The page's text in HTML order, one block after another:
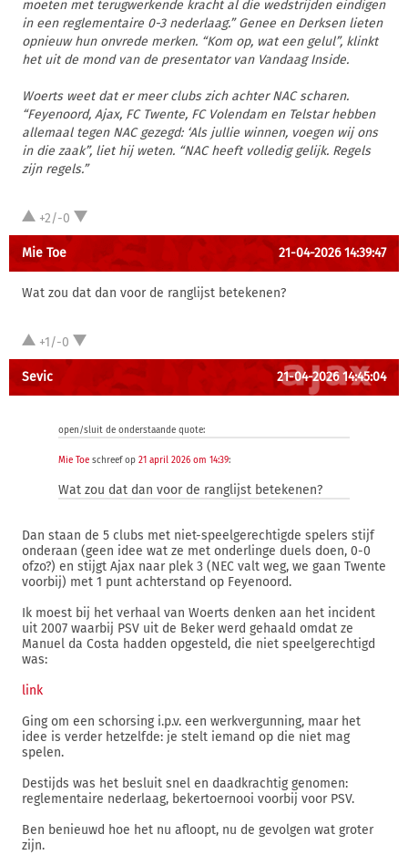
moeten met terugwerkende kracht al die wedstrijden eindigen
in een reglementaire 0-3 nederlaag.” Genee en Derksen lieten
opnieuw hun onvrede merken. “Kom op, wat een gelul”, klinkt
het uit de mond van de presentator van Vandaag Inside.
Woerts weet dat er meer clubs zich achter NAC scharen.
“Feyenoord, Ajax, FC Twente, FC Volendam en Telstar hebben
allemaal tegen NAC gezegd: ‘Als jullie winnen, voegen wij ons
in die zaak”, liet hij weten. “NAC heeft volledig gelijk. Regels
zijn regels.”
+2/-0
Mie Toe 21-04-2026 14:39:47
Wat zou dat dan voor de ranglijst betekenen?
+1/-0
Sevic 21-04-2026 14:45:04
open/sluit de onderstaande quote:
Mie Toe schreef op 21 april 2026 om 14:39:
Wat zou dat dan voor de ranglijst betekenen?
Dan staan de 5 clubs met niet-speelgerechtigde spelers stijf
onderaan (geen idee wat ze met onderlinge duels doen, 0-0
ofzo?) en stijgt Ajax naar plek 3 (NEC valt weg, we gaan Twente
voorbij) met 1 punt achterstand op Feyenoord.
Ik moest bij het verhaal van Woerts denken aan het incident
uit 2007 waarbij PSV uit de Beker werd gehaald omdat ze
Manuel da Costa hadden opgesteld, die niet speelgerechtigd
was:
link
Ging om een schorsing i.p.v. een werkvergunning, maar het
idee is verder hetzelfde: je stelt iemand op die niet mag
spelen.
Destijds was het besluit snel en daadkrachtig genomen:
reglementaire nederlaag, bekertoernooi voorbij voor PSV.
Ben benieuwd hoe het nu afloopt, nu de gevolgen wat groter
zijn.